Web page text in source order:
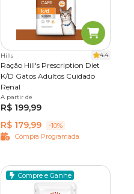
Hills 4.4
Ração Hill's Prescription Diet
K/D Gatos Adultos Cuidado
Renal
1,8 kg
A partir de
R$ 199,99
R$ 179,99
-10%
Compra Programada
Compre e Ganhe